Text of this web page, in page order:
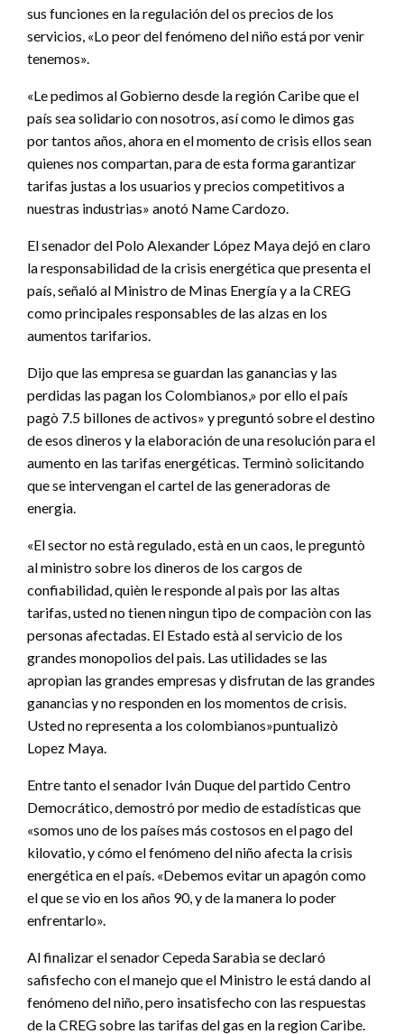
sus funciones en la regulación del os precios de los
servicios, «Lo peor del fenómeno del niño está por venir
tenemos».
«Le pedimos al Gobierno desde la región Caribe que el
país sea solidario con nosotros, así como le dimos gas
por tantos años, ahora en el momento de crisis ellos sean
quienes nos compartan, para de esta forma garantizar
tarifas justas a los usuarios y precios competitivos a
nuestras industrias» anotó Name Cardozo.
El senador del Polo Alexander López Maya dejó en claro
la responsabilidad de la crisis energética que presenta el
país, señaló al Ministro de Minas Energía y a la CREG
como principales responsables de las alzas en los
aumentos tarifarios.
Dijo que las empresa se guardan las ganancias y las
perdidas las pagan los Colombianos,» por ello el país
pagò 7.5 billones de activos» y preguntó sobre el destino
de esos dineros y la elaboración de una resolución para el
aumento en las tarifas energéticas. Terminò solicitando
que se intervengan el cartel de las generadoras de
energia.
«El sector no està regulado, està en un caos, le preguntò
al ministro sobre los dineros de los cargos de
confiabilidad, quièn le responde al paìs por las altas
tarifas, usted no tienen ningun tipo de compaciòn con las
personas afectadas. El Estado està al servicio de los
grandes monopolios del paìs. Las utilidades se las
apropian las grandes empresas y disfrutan de las grandes
ganancias y no responden en los momentos de crisis.
Usted no representa a los colombianos»puntualizò
Lopez Maya.
Entre tanto el senador Iván Duque del partido Centro
Democrático, demostró por medio de estadísticas que
«somos uno de los países más costosos en el pago del
kilovatio, y cómo el fenómeno del niño afecta la crisis
energética en el país. «Debemos evitar un apagón como
el que se vio en los años 90, y de la manera lo poder
enfrentarlo».
Al finalizar el senador Cepeda Sarabia se declaró
safisfecho con el manejo que el Ministro le está dando al
fenómeno del niño, pero insatisfecho con las respuestas
de la CREG sobre las tarifas del gas en la region Caribe.